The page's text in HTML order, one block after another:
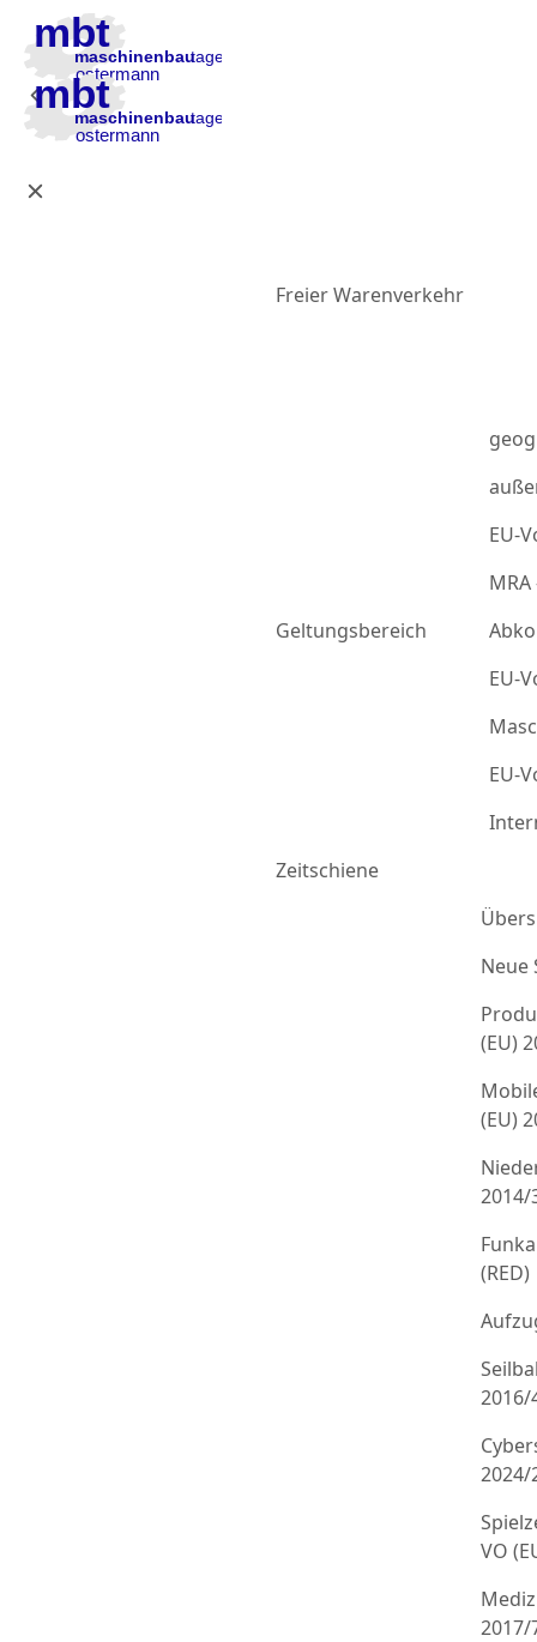
Zur Hauptnavigation
Zum Inhalt
Zur Fußzeile
Freier Warenverkehr
Geltungsbereich
EU-
EU-
EU-
Zeitschiene
Neue
(EU)
(EU)
2014/
(RED)
2016/
2024/
VO
2017/